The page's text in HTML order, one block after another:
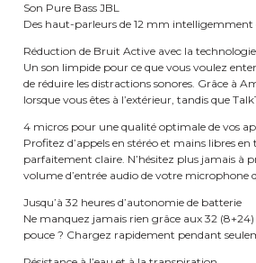
Son Pure Bass JBL
Des haut-parleurs de 12 mm intelligemment
Réduction de Bruit Active avec la
Un son limpide pour ce que vous voulez
de réduire les distractions sonores. Grâce à
lorsque vous êtes à l’extérieur, tandis que
4 micros pour une qualité optimale de vos
Profitez d’appels en stéréo et mains libres
parfaitement claire. N’hésitez plus jamais à
volume d’entrée audio de votre microphone
Jusqu’à 32 heures d’autonomie de batterie
Ne manquez jamais rien grâce aux 32
pouce ? Chargez rapidement pendant